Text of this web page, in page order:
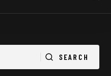
SEARCH
SEARCH